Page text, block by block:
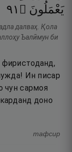
يَعْمَلُونَ ۝ ١٩
далваҳ. Қола
Ъалӣмун би
Ин писар
чун сармоя
доно
тафсир